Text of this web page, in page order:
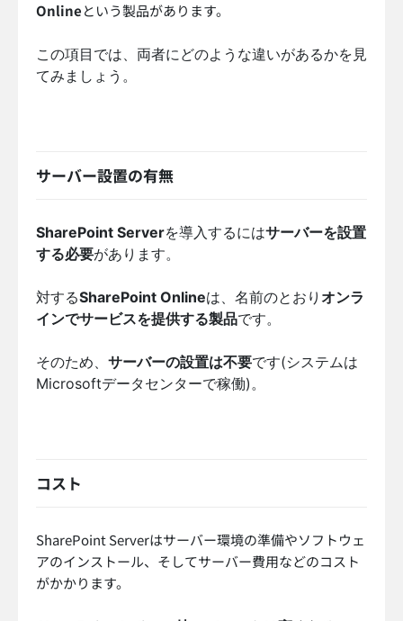
Onlineという製品があります。
この項目では、両者にどのような違いがあるかを見
てみましょう。
サーバー設置の有無
SharePoint Serverを導入するにはサーバーを設置
する必要があります。
対するSharePoint Onlineは、名前のとおり オンラ
インでサービスを提供する製品です。
そのため、 サーバーの設置は不要です(システムは
Microsoftデータセンターで稼働)。
コスト
SharePoint Serverはサーバー環境の準備やソフトウェ
アのインストール、そしてサーバー費用などのコスト
がかかります。